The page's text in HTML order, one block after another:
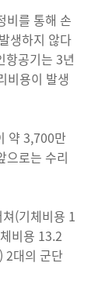
비를 통해 손
생하지 않다
항공기는 3년
비용이 발생
약 3,700만
으로는 수리
(기체비용 1
비용 13.2
2대의 군단